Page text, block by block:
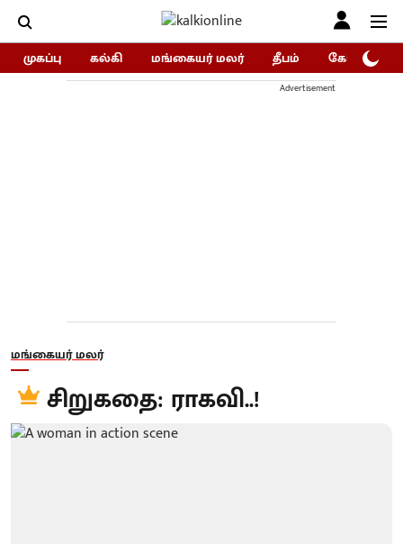
முகப்பு கல்கி மங்கையர் மலர் தீபம் கோகுலம்/
Advertisement
மங்கையர் மலர்
சிறுகதை: ராகவி..!